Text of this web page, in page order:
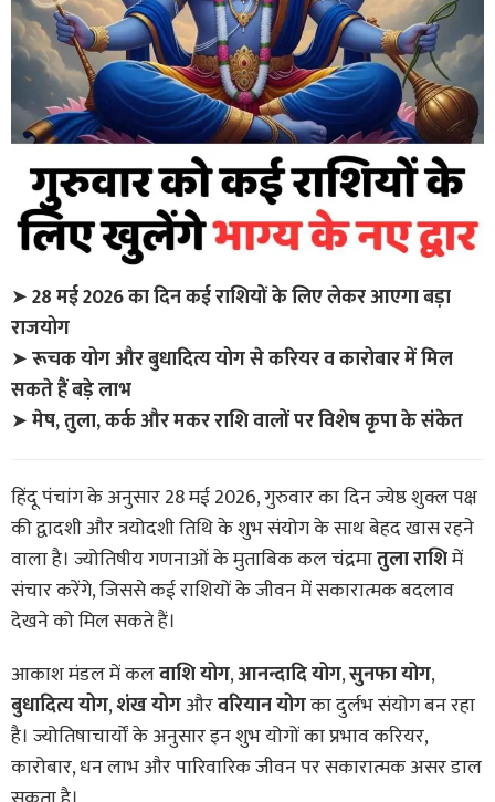
➤28 मई 2026 का दिन कई राशियों के लिए लेकर आएगा बड़ा
राजयोग
➤रूचक योग और बुधादित्य योग से करियर व कारोबार में मिल
सकते हैं बड़े लाभ
➤मेष, तुला, कर्क और मकर राशि वालों पर विशेष कृपा के संकेत
हिंदू पंचांग के अनुसार 28 मई 2026, गुरुवार का दिन ज्येष्ठ शुक्ल पक्ष
की द्वादशी और त्रयोदशी तिथि के शुभ संयोग के साथ बेहद खास रहने
वाला है। ज्योतिषीय गणनाओं के मुताबिक कल चंद्रमातुला राशिमें
संचार करेंगे, जिससे कई राशियों के जीवन में सकारात्मक बदलाव
देखने को मिल सकते हैं।
आकाश मंडल में कलवाशि योग,आनन्दादि योग,सुनफा योग,
बुधादित्य योग,शंख योगऔरवरियान योगका दुर्लभ संयोग बन रहा
है। ज्योतिषाचार्यों के अनुसार इन शुभ योगों का प्रभाव करियर,
कारोबार, धन लाभ और पारिवारिक जीवन पर सकारात्मक असर डाल